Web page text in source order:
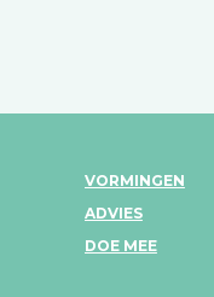
VORMINGEN
ADVIES
DOE MEE